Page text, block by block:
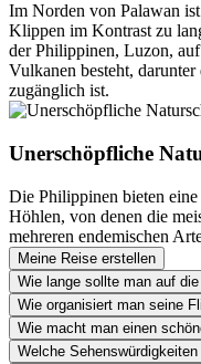
Im Norden von Palawan
Klippen im Kontrast zu
der Philippinen, Luzon,
Vulkanen besteht,
zugänglich ist.
Unerschöpfliche
Die Philippinen bieten eine
Höhlen, von denen die
mehreren endemischen
Meine Reise erstellen
Wie lange sollte man auf
Wie organisiert man seine
Wie macht man einen
Welche